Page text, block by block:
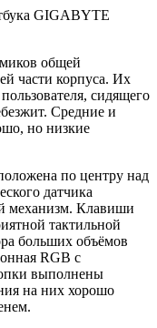
общей
части корпуса. Их
сидящего
Средние и
но низкие
по центру над
датчика
механизм. Клавиши
тактильной
больших объёмов
RGB с
выполнены
на них хорошо